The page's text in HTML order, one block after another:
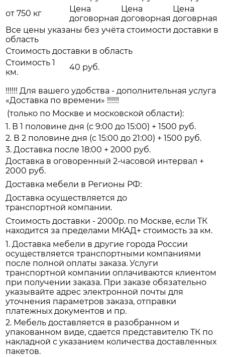
от 750 кг
Цена
договорная
Цена
договорная
Цена
договрная
Все цены указаны без учёта стоимости доставки в
область
Стоимость доставки в область
Стоимость 1
км.
40 руб.
!!!!!! Для вашего удобства - дополнительная услуга
«Доставка по времени» !!!!!!
(только по Москве и московской области):
1. В 1 половине дня (с 9:00 до 15:00) + 1500 руб.
2. В 2 половине дня (с 15:00 до 21:00) + 1500 руб.
3. Доставка после 18:00 + 2000 руб.
Доставка в оговоренный 2-часовой интервал +
2000 руб.
Доставка мебели в Регионы РФ:
Доставка осуществляется до
транспортной компании.
Стоимость доставки - 2000р. по Москве, если ТК
находится за пределами МКАД+ стоимость за км.
1. Доставка мебели в другие города России
осуществляется транспортными компаниями
после полной оплаты заказа. Услуги
транспортной компании оплачиваются клиентом
при получении заказа. При заказе обязательно
указывайте адрес электронной почты для
уточнения параметров заказа, отправки
платежных документов и пр.
2. Мебель доставляется в разобранном и
упакованном виде, сдается представителю ТК по
накладной с указанием количества доставленных
пакетов.